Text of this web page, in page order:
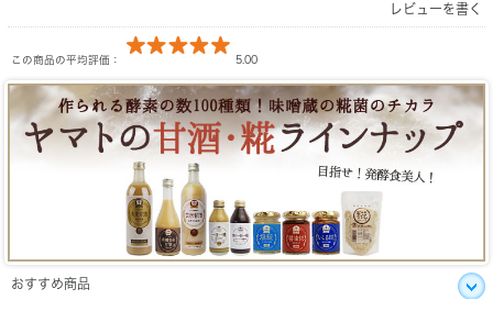
レビューを書く
この商品の平均評価： 5.00
おすすめ商品